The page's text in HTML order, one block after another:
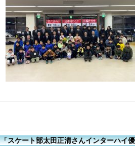
「スケート部太田正清さんインターハイ